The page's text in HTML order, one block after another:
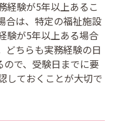
経験が5年以上あるこ
合は、特定の福祉施設
験が5年以上ある場合
どちらも実務経験の日
で、受験日までに要
しておくことが大切で